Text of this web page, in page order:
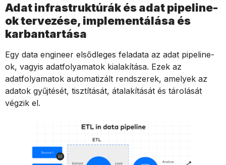
Adat infrastruktúrák és adat pipeline-
ok tervezése, implementálása és
karbantartása
Egy data engineer elsődleges feladata az adat pipeline-
ok, vagyis adatfolyamatok kialakítása. Ezek az
adatfolyamatok automatizált rendszerek, amelyek az
adatok gyűjtését, tisztítását, átalakítását és tárolását
végzik el.